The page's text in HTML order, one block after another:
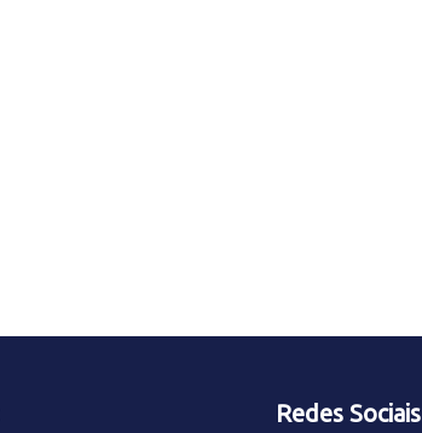
Redes Sociais